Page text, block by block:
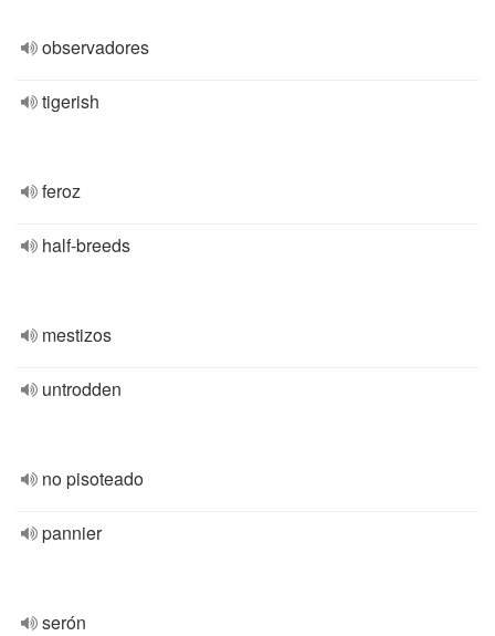
observadores
tigerish
feroz
half-breeds
mestizos
untrodden
no pisoteado
pannier
serón